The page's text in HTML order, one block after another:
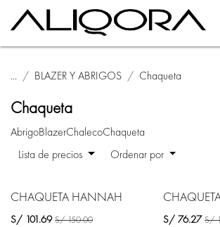
Ir al contenido
... BLAZER Y ABRIGOS Chaqueta
Chaqueta
AbrigoBlazerChalecoChaqueta
Lista de precios
Ordenar por
20% Off
CHAQUETA HANNAH
S/ 101.69 S/150.00
40% Off
S/ 76.27 S/